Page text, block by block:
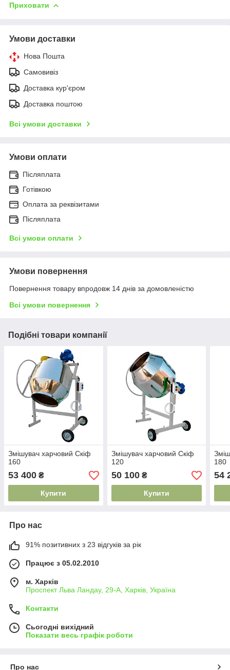
Приховати
Умови доставки
Нова Пошта
Самовивіз
Доставка кур'єром
Доставка поштою
Всі умови доставки
Умови оплати
Післяплата
Готівкою
Оплата за реквізитами
Післяплата
Всі умови оплати
Умови повернення
Повернення товару впродовж 14 днів за домовленістю
Всі умови повернення
Подібні товари компанії
Змішувач харчовий Скіф
160
53 400 ₴
Купити
Змішувач харчовий Скіф
120
50 100₴
Купити
180
54
Про нас
91% позитивних з 23 відгуків за рік
Працює з 05.02.2010
м. Харків
Проспект Льва Ландау, 29-А, Харків, Україна
Контакти
Сьогодні вихідний
Показати весь графік роботи
Про нас